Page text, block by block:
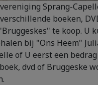
Sprang-
boeken,
te koop. U
bij "Ons Heem"
of U eerst een
dvd of Bruggeske